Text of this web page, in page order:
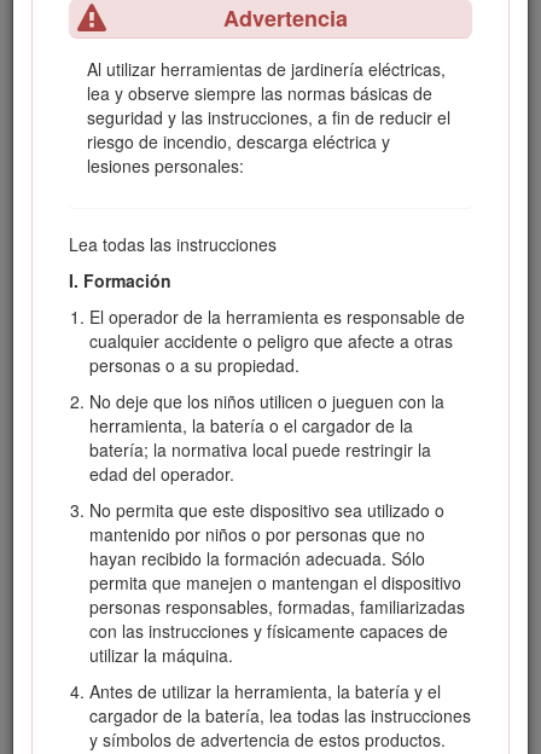
Advertencia
Al utilizar herramientas de jardinería eléctricas,
lea y observe siempre las normas básicas de
seguridad y las instrucciones, a fin de reducir el
riesgo de incendio, descarga eléctrica y
lesiones personales:
Lea todas las instrucciones
I. Formación
El operador de la herramienta es responsable de
cualquier accidente o peligro que afecte a otras
personas o a su propiedad.
No deje que los niños utilicen o jueguen con la
herramienta, la batería o el cargador de la
batería; la normativa local puede restringir la
edad del operador.
No permita que este dispositivo sea utilizado o
mantenido por niños o por personas que no
hayan recibido la formación adecuada. Sólo
permita que manejen o mantengan el dispositivo
personas responsables, formadas, familiarizadas
con las instrucciones y físicamente capaces de
utilizar la máquina.
Antes de utilizar la herramienta, la batería y el
cargador de la batería, lea todas las instrucciones
y símbolos de advertencia de estos productos.
Esta desbrozadora está diseñada para ser usada por
usuarios domésticos para cortar la hierba en espacios
exteriores. Está diseñada para usar baterías de ion litio de
60 V de Toro. Estas baterías están diseñadas para ser
cargadas únicamente con cargadores de batería de ion litio
de 60 V de Toro. El uso de estos productos para propósitos
diferentes a los previstos puede ser peligroso para usted y
mantener correctamente su producto, y para evitar lesiones
y daños al producto. Usted es responsable de utilizar el
producto de forma correcta y segura.
Visite www.Toro.com para buscar materiales de formación y
seguridad o información sobre accesorios, para localizar un
distribuidor o para registrar su producto.
Si necesita asistencia técnica, piezas genuinas del fabricante
o información adicional, póngase en contacto con un
Servicio Técnico Autorizado o con el Servicio de atención al
cliente del fabricante y tenga a mano el número de serie y
de modelo del producto. Figura1identifica la ubicación de
los números de modelo y serie en el producto. Escriba los
números en el espacio provisto.
Important: Con su dispositivo móvil, puede escanear el
código QR de la pegatina del número de serie (en su
caso) para acceder a información sobre la garantía, las
piezas, y otra información sobre el producto.